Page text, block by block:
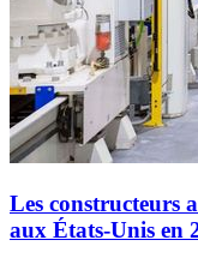
Les constructeurs
aux États-Unis en